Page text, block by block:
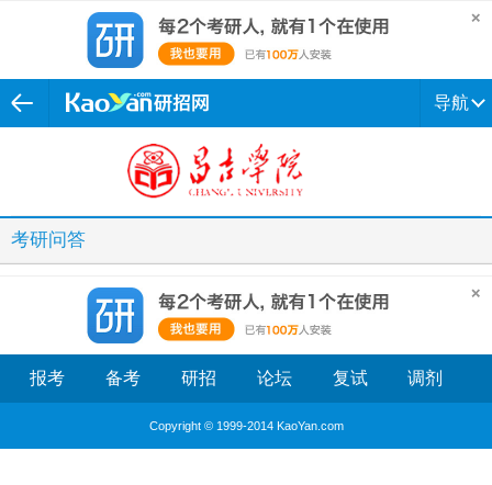
导航
考研问答
报考 备考 研招 论坛 复试 调剂
Copyright © 1999-2014 KaoYan.com